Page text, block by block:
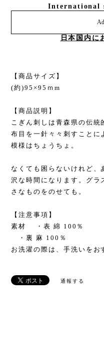
International
日本国内に
【商品サイズ】
(約)95×95ｍm
【商品説明】
こぎん刺しは青森県の伝統
布目を一針々々刺すことに
模様はちょうちょ。
なくても困らないけれど、
沢な時間になります。グラ
さなものをのせても。
【注意事項】
素材 ・表 綿 100％
・裏 麻 100％
お洗濯の際は、手洗いをお
通報する